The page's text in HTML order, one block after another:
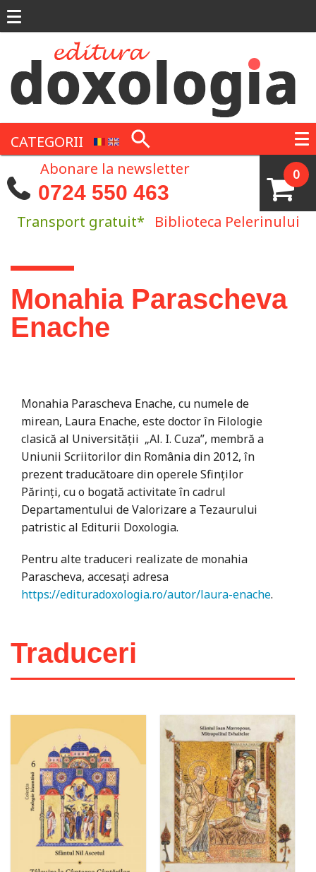
CATEGORII
0
Abonare la newsletter
0724 550 463
Transport gratuit* Biblioteca Pelerinului
Eşti aici
Monahia Parascheva
Enache
Monahia Parascheva Enache, cu numele de
mirean, Laura Enache, este doctor în Filologie
clasică al Universității „Al. I. Cuza”, membră a
Uniunii Scriitorilor din România din 2012, în
prezent traducătoare din operele Sfinților
Părinți, cu o bogată activitate în cadrul
Departamentului de Valorizare a Tezaurului
patristic al Editurii Doxologia.
Pentru alte traduceri realizate de monahia
Parascheva, accesați adresa
https://edituradoxologia.ro/autor/laura-enache.
Traduceri